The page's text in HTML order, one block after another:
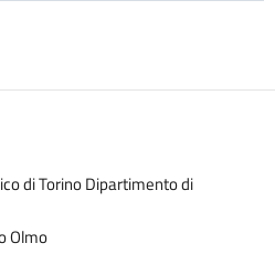
di Torino Dipartimento di
Olmo